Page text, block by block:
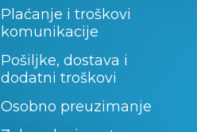
Plaćanje i troškovi
komunikacije
Pošiljke, dostava i
dodatni troškovi
Osobno preuzimanje